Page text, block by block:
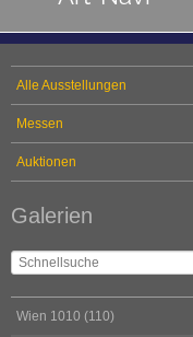
Alle Ausstellungen
Messen
Auktionen
Galerien
Wien 1010 (110)